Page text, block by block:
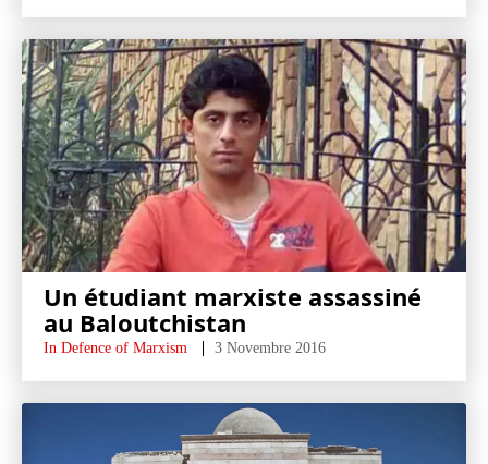
Un étudiant marxiste assassiné
au Baloutchistan
In Defence of Marxism 3 Novembre 2016